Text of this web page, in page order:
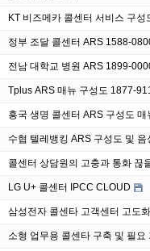
KT 비즈메카 콜센터 서비스 구성
정부 조달 콜센터 ARS 1588-
전남 대학교 병원 ARS 1899-
Tplus ARS 매뉴 구성도 1877-
흥국 생명 콜센터 ARS 구성도
수협 텔레뱅킹 ARS 구성도 및
콜센터 상담원의 고충과 통화 끊
LG U+ 콜센터 IPCC CLOUD
삼성전자 콜센타 고객센터 고도
소형 업무용 콜센타 구축 및 필요